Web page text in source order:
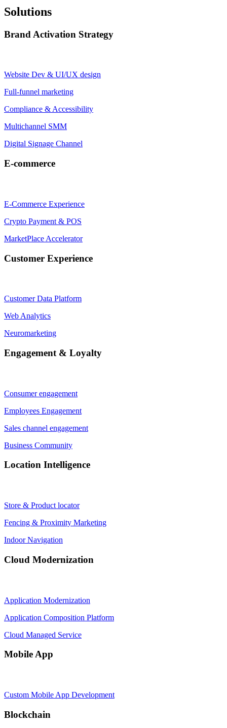
Solutions
Brand Activation Strategy
Website Dev & UI/UX design
Full-funnel marketing
Compliance & Accessibility
Multichannel SMM
Digital Signage Channel
E-commerce
E-Commerce Experience
Crypto Payment & POS
MarketPlace Accelerator
Customer Experience
Customer Data Platform
Web Analytics
Neuromarketing
Engagement & Loyalty
Consumer engagement
Employees Engagement
Sales channel engagement
Business Community
Location Intelligence
Store & Product locator
Fencing & Proximity Marketing
Indoor Navigation
Cloud Modernization
Application Modernization
Application Composition Platform
Cloud Managed Service
Mobile App
Custom Mobile App Development
Blockchain